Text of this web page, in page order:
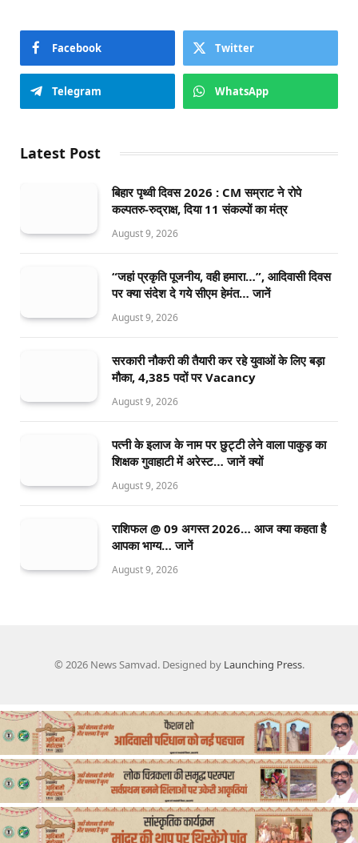
Facebook Twitter
Telegram WhatsApp
Latest Post
बिहार पृथ्वी दिवस 2026 : CM सम्राट ने रोपे
कल्पतरु-रुद्राक्ष, दिया 11 संकल्पों का मंत्र
August 9, 2026
“जहां प्रकृति पूजनीय, वही हमारा…”, आदिवासी दिवस
पर क्या संदेश दे गये सीएम हेमंत… जानें
August 9, 2026
सरकारी नौकरी की तैयारी कर रहे युवाओं के लिए बड़ा
मौका, 4,385 पदों पर Vacancy
August 9, 2026
पत्नी के इलाज के नाम पर छुट्टी लेने वाला पाकुड़ का
शिक्षक गुवाहाटी में अरेस्ट… जानें क्यों
August 9, 2026
राशिफल @ 09 अगस्त 2026… आज क्या कहता है
आपका भाग्य… जानें
August 9, 2026
© 2026 News Samvad. Designed by Launching Press.